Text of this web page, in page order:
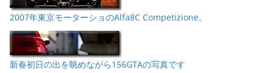
2007年東京モーターショのAlfa8C Competizione。
新春初日の出を眺めながら156GTAの写真です